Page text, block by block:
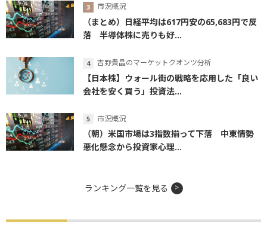
市況概況
（まとめ）日経平均は617円安の65,683円で反
落 半導体株に売りも好...
吉野貴晶のマーケットクオンツ分析
【日本株】ウォール街の戦略を応用した「良い
会社を安く買う」投資法...
市況概況
（朝）米国市場は3指数揃って下落 中東情勢
悪化懸念から投資家心理...
ランキング一覧を見る